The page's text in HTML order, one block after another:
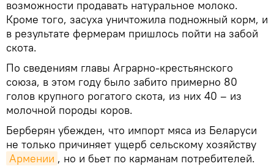
возможности продавать натуральное молоко.
Кроме того, засуха уничтожила подножный корм, и
в результате фермерам пришлось пойти на забой
скота.
По сведениям главы Аграрно-крестьянского
союза, в этом году было забито примерно 80
голов крупного рогатого скота, из них 40 – из
молочной породы коров.
Берберян убежден, что импорт мяса из Беларуси
не только причиняет ущерб сельскому хозяйству
Армении , но и бьет по карманам потребителей.